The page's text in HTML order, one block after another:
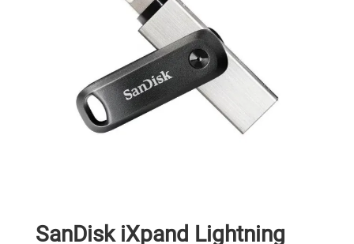
SanDisk iXpand Lightning